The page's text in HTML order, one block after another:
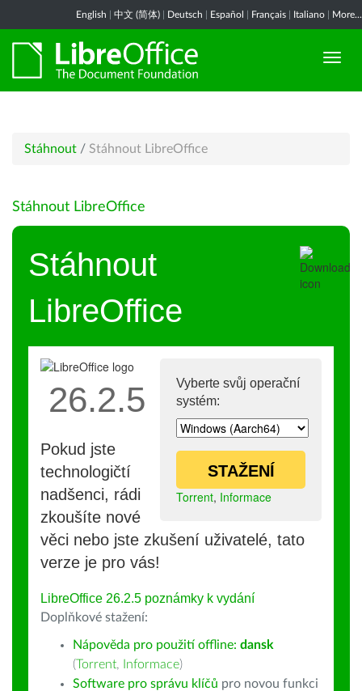
English 中文 (简体) Deutsch Español Français Italiano More...
Stáhnout / Stáhnout LibreOffice
Stáhnout LibreOffice
Stáhnout
LibreOffice
Vyberte svůj operační
systém:
STAŽENÍ
Torrent, Informace
26.2.5
Pokud jste
technologičtí
nadšenci, rádi
zkoušíte nové
věci nebo jste zkušení uživatelé, tato
verze je pro vás!
LibreOffice 26.2.5 poznámky k vydání
Doplňkové stažení:
Nápověda pro použití offline: dansk
(Torrent, Informace)
Software pro správu klíčů pro novou funkci